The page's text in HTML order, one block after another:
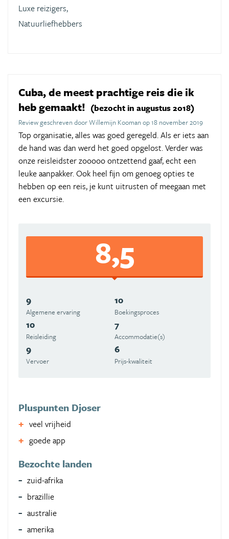
Luxe reizigers,
Natuurliefhebbers
Cuba, de meest prachtige reis die ik
heb gemaakt! (bezocht in augustus 2018)
Review geschreven door Willemijn Kooman op 18 november 2019
Top organisatie, alles was goed geregeld. Als er iets aan
de hand was dan werd het goed opgelost. Verder was
onze reisleidster zooooo ontzettend gaaf, echt een
leuke aanpakker. Ook heel fijn om genoeg opties te
hebben op een reis, je kunt uitrusten of meegaan met
een excursie.
8,5
9
Algemene ervaring
10
Boekingsproces
10
Reisleiding
7
Accommodatie(s)
9
Vervoer
6
Prijs-kwaliteit
Pluspunten Djoser
veel vrijheid
goede app
Bezochte landen
zuid-afrika
brazillie
australie
amerika